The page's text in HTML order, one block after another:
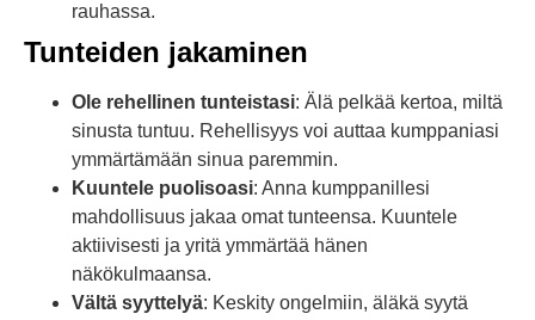
rauhassa.
Tunteiden jakaminen
Ole rehellinen tunteistasi: Älä pelkää kertoa, miltä
sinusta tuntuu. Rehellisyys voi auttaa kumppaniasi
ymmärtämään sinua paremmin.
Kuuntele puolisoasi: Anna kumppanillesi
mahdollisuus jakaa omat tunteensa. Kuuntele
aktiivisesti ja yritä ymmärtää hänen
näkökulmaansa.
Vältä syyttelyä: Keskity ongelmiin, äläkä syytä